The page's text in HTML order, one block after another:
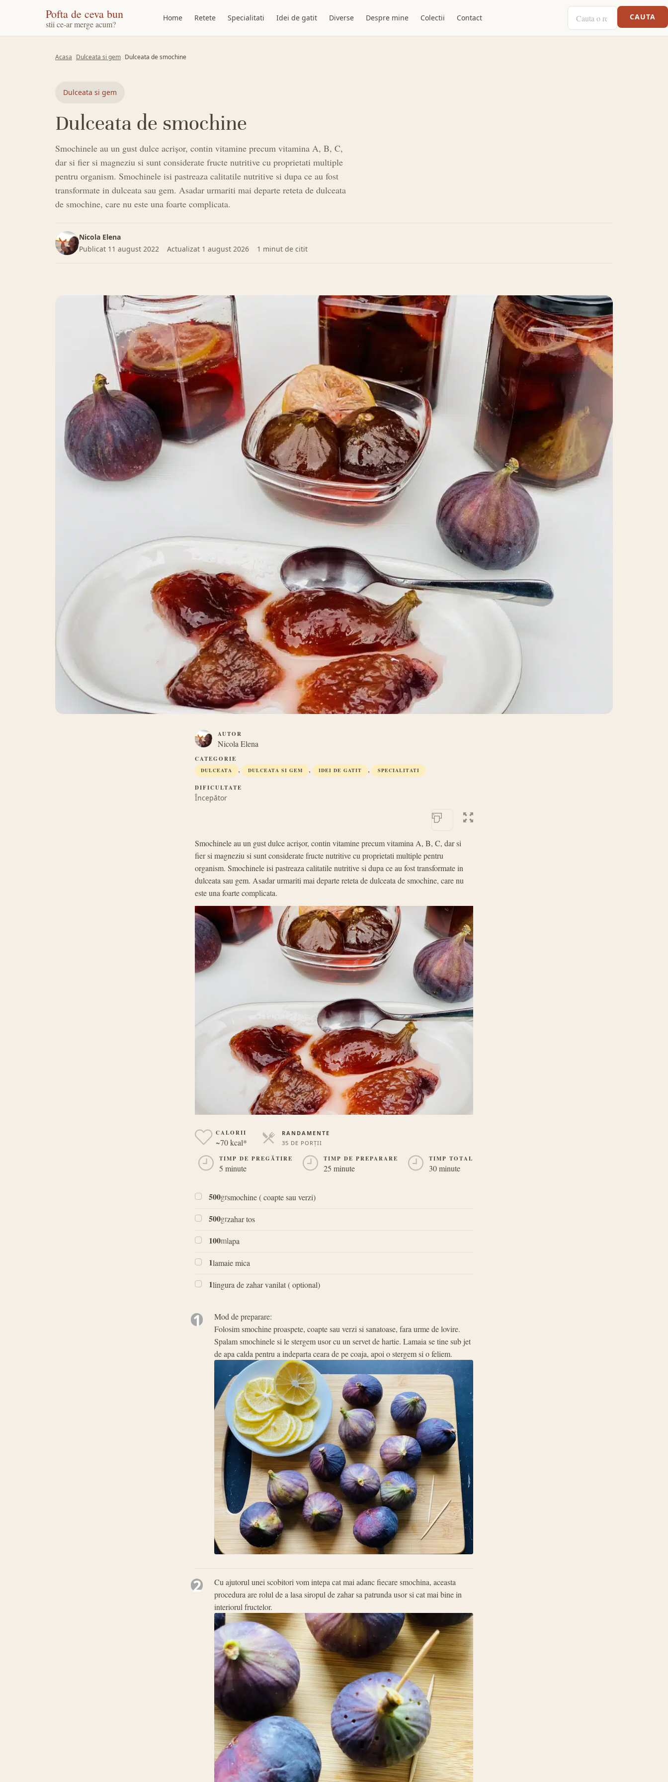
Pofta de ceva bun
stii ce-ar merge acum?
Home Retete Specialitati Idei de gatit Diverse Despre mine Colectii Contact
CAUTA O RETETA
CAUTA
Acasa Dulceata si gem Dulceata de smochine
Dulceata si gem
Dulceata de smochine
Smochinele au un gust dulce acrișor, contin vitamine precum vitamina A, B, C,
dar si fier si magneziu si sunt considerate fructe nutritive cu proprietati multiple
pentru organism. Smochinele isi pastreaza calitatile nutritive si dupa ce au fost
transformate in dulceata sau gem. Asadar urmariti mai departe reteta de dulceata
de smochine, care nu este una foarte complicata.
Nicola Elena
Publicat 11 august 2022 Actualizat 1 august 2026 1 minut de citit
AUTOR
Nicola Elena
CATEGORIE
DULCEATA , DULCEATA SI GEM , IDEI DE GATIT , SPECIALITATI
DIFICULTATE
Începător
Smochinele au un gust dulce acrișor, contin vitamine precum vitamina A, B, C, dar si
fier si magneziu si sunt considerate fructe nutritive cu proprietati multiple pentru
organism. Smochinele isi pastreaza calitatile nutritive si dupa ce au fost transformate in
dulceata sau gem. Asadar urmariti mai departe reteta de dulceata de smochine, care nu
este una foarte complicata.
CALORII
~70 kcal*
RANDAMENTE
35 DE PORȚII
TIMP DE PREGĂTIRE
5 minute
TIMP DE PREPARARE
25 minute
TIMP TOTAL
30 minute
500grsmochine ( coapte sau verzi)
500grzahar tos
100mlapa
1lamaie mica
1lingura de zahar vanilat ( optional)
1
Mod de preparare:
Folosim smochine proaspete, coapte sau verzi si sanatoase, fara urme de lovire.
Spalam smochinele si le stergem usor cu un servet de hartie. Lamaia se tine sub jet
de apa calda pentru a indeparta ceara de pe coaja, apoi o stergem si o feliem.
2
Cu ajutorul unei scobitori vom intepa cat mai adanc fiecare smochina, aceasta
procedura are rolul de a lasa siropul de zahar sa patrunda usor si cat mai bine in
interiorul fructelor.